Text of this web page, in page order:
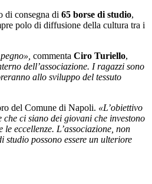
di consegna di 65 borse di studio,
polo di diffusione della cultura tra i
commenta Ciro Turiello,
dell’associazione. I ragazzi sono
allo sviluppo del tessuto
del Comune di Napoli. «L’obiettivo
ci siano dei giovani che investono
eccellenze. L’associazione, non
possono essere un ulteriore